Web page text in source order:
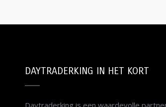
DAYTRADERKING IN HET KORT
Daytraderking is een waardevolle